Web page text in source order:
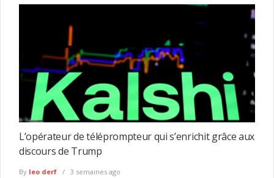
L’opérateur de téléprompteur qui s’enrichit grâce aux
discours de Trump
By leo derf 3 semaines ago